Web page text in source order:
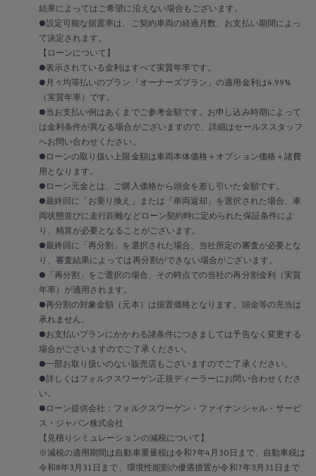
結果によってはご希望に沿えない場合もございます。
●設定可能な据置率は、ご契約車両の経過月数、お支払い期間によっ
て決定されます。
【ローンについて】
●表示されている金利はすべて実質年率です。
●月々均等払いのプラン「オーナーズプラン」の適用金利は4.99%
（実質年率）です。
●当お支払い例はあくまでご参考金額です。お申し込み時期によって
は金利条件が異なる場合がございますので、詳細はセールススタッフ
へお問い合わせください。
●ローンの取り扱い上限金額は車両本体価格＋オプション価格＋諸費
用となります。
●ローン元金とは、ご購入価格から頭金を差し引いた金額です。
●最終回に「お乗り換え」または「車両返却」を選択された場合、車
両状態並びに走行距離などローン契約時に定められた保証条件によ
り、精算が必要となることがございます。
●最終回に「再分割」を選択された場合、当社所定の審査が必要とな
り、審査結果によっては再分割ができない場合がございます。
●「再分割」をご選択の場合、その時点での当社の再分割金利（実質
年率）が適用されます。
●再分割の対象金額（元本）は据置価格となります。頭金等の充当は
承れません。
●お支払いプランにかかわる諸条件につきましては予告なく変更する
場合がございますのでご了承ください。
●一部お取り扱いのない販売店もございますのでご了承ください。
●詳しくはフォルクスワーゲン正規ディーラーにお問い合わせくださ
い。
●ローン提供会社：フォルクスワーゲン・ファイナンシャル・サービ
ス・ジャパン株式会社
【見積りシミュレーションの減税について】
※減税の適用期間は自動車重量税は令和7年4月30日まで、自動車税は
令和8年3月31日まで、環境性能割の優遇措置が令和7年3月31日まで